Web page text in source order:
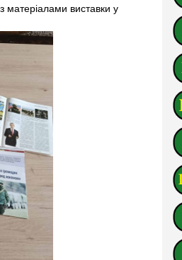
матеріалами виставки у